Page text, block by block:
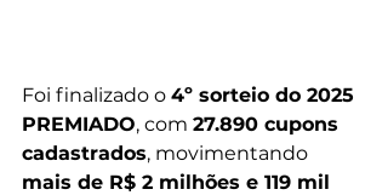
Foi finalizado o 4º sorteio do 2025
PREMIADO, com 27.890 cupons
cadastrados, movimentando
mais de R$ 2 milhões e 119 mil